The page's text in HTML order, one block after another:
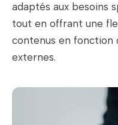
adaptés aux besoins
tout en offrant une
contenus en fonction
externes.